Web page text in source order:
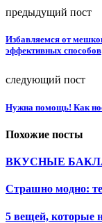
предыдущий пост
Избавляемся от
эффективных способов
следующий пост
Нужна помощь! Как
Похожие посты
ВКУСНЫЕ
Страшно модно:
5 вещей, которые